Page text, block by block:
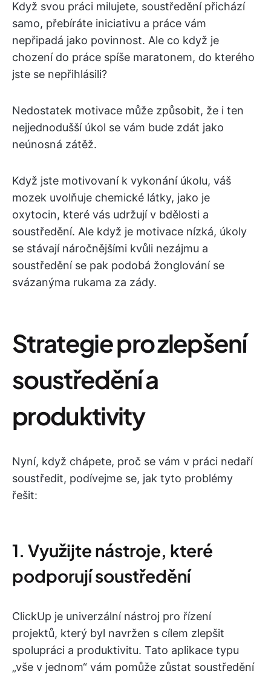
Když svou práci milujete, soustředění přichází
samo, přebíráte iniciativu a práce vám
nepřipadá jako povinnost. Ale co když je
chození do práce spíše maratonem, do kterého
jste se nepřihlásili?
Nedostatek motivace může způsobit, že i ten
nejjednodušší úkol se vám bude zdát jako
neúnosná zátěž.
Když jste motivovaní k vykonání úkolu, váš
mozek uvolňuje chemické látky, jako je
oxytocin, které vás udržují v bdělosti a
soustředění. Ale když je motivace nízká, úkoly
se stávají náročnějšími kvůli nezájmu a
soustředění se pak podobá žonglování se
svázanýma rukama za zády.
Strategie pro zlepšení
soustředění a
produktivity
Nyní, když chápete, proč se vám v práci nedaří
soustředit, podívejme se, jak tyto problémy
řešit:
1. Využijte nástroje, které
podporují soustředění
ClickUp je univerzální nástroj pro řízení
projektů, který byl navržen s cílem zlepšit
spolupráci a produktivitu. Tato aplikace typu
„vše v jednom“ vám pomůže zůstat soustředění